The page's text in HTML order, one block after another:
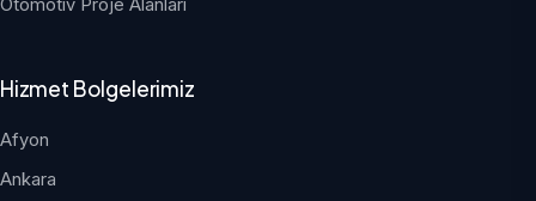
Otomotiv Proje Alanları
Hizmet Bolgelerimiz
Afyon
Ankara